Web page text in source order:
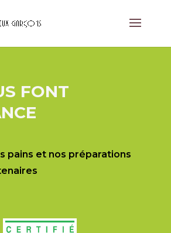
FONT
pains et nos préparations